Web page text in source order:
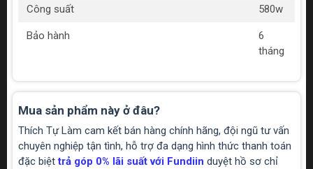
Công suất 580w
Bảo hành
6
tháng
Mua sản phẩm này ở đâu?
Thích Tự Làm cam kết bán hàng chính hãng, đội ngũ tư vấn
chuyên nghiệp tận tình, hỗ trợ đa dạng hình thức thanh toán
đặc biệttrả góp 0% lãi suất với Fundiin duyệt hồ sơ chỉ